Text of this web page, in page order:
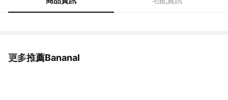
更多推薦Bananal
看更多